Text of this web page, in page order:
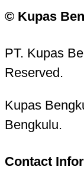
© Kupas
PT. Kupas
Reserved.
Kupas
Bengkulu.
Contact